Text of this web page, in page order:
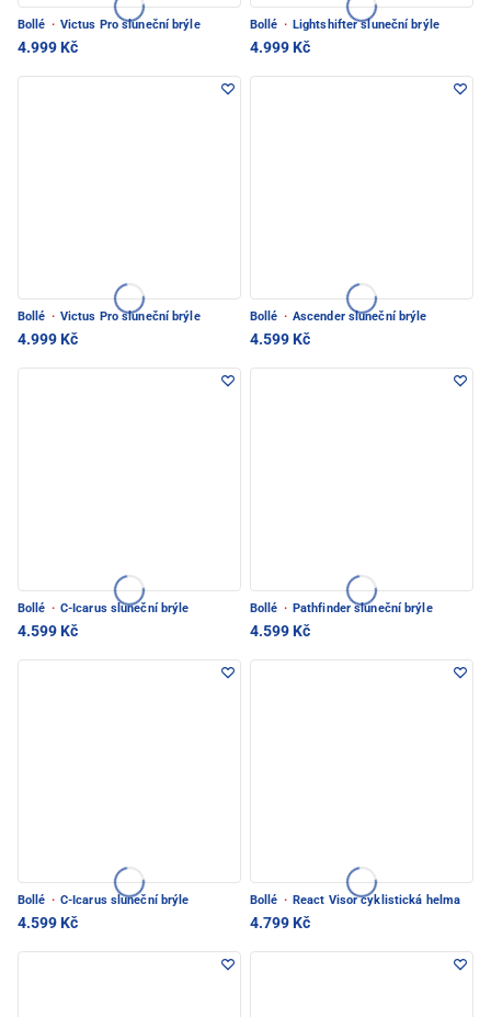
Bollé · Victus Pro sluneční brýle
4.999 Kč
Bollé · Lightshifter sluneční brýle
4.999 Kč
Bollé · Victus Pro sluneční brýle
4.999 Kč
Bollé · Ascender sluneční brýle
4.599 Kč
Bollé · C-Icarus sluneční brýle
4.599 Kč
Bollé · Pathfinder sluneční brýle
4.599 Kč
Bollé · C-Icarus sluneční brýle
4.599 Kč
Bollé · React Visor cyklistická helma
4.799 Kč